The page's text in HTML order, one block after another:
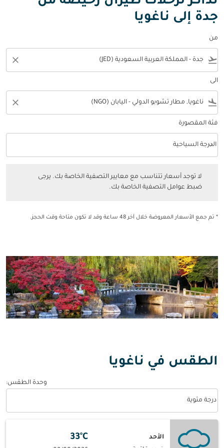
جدة إلى ناغويا
من
flight_takeoff
close
الى
flight_land
close
فئة المقصورة
فئة المقصورة option الدرجة السياحية Selected
الدرجة السياحية
keyboard_arrow_down
لا توجد أسعار تتناسب مع معايير التصفية الخاصة بك. يرجى
ضبط عوامل التصفية الخاصة بك.
* تم جمع الأسعار المعروضة خلال آخر 48 ساعة وقد لا تكون متاحة وقت الحجز.
الطقس في ناغويا
وحدة الطقس:
درجة مئوية
الأحد
33°C